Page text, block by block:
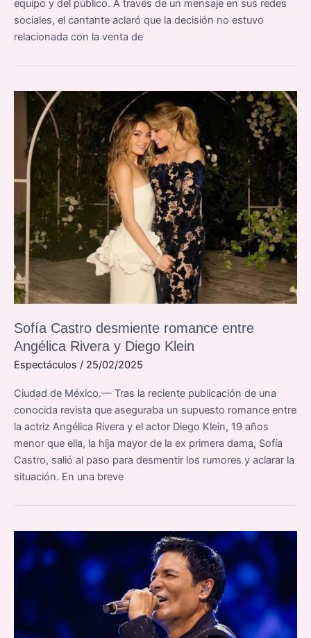
equipo y del público. A través de un mensaje en sus redes
sociales, el cantante aclaró que la decisión no estuvo
relacionada con la venta de
Sofía Castro desmiente romance entre
Angélica Rivera y Diego Klein
Espectáculos / 25/02/2025
Ciudad de México.— Tras la reciente publicación de una
conocida revista que aseguraba un supuesto romance entre
la actriz Angélica Rivera y el actor Diego Klein, 19 años
menor que ella, la hija mayor de la ex primera dama, Sofía
Castro, salió al paso para desmentir los rumores y aclarar la
situación. En una breve